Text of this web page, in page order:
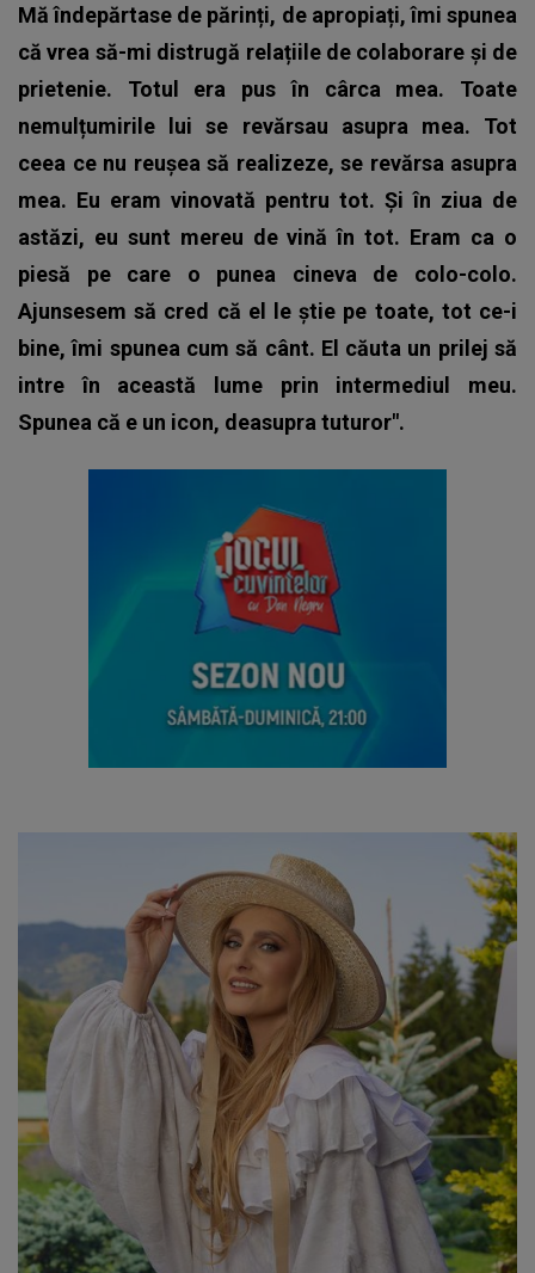
Mă îndepărtase de părinți, de apropiați, îmi spunea
că vrea să-mi distrugă relațiile de colaborare și de
prietenie. Totul era pus în cârca mea. Toate
nemulțumirile lui se revărsau asupra mea. Tot
ceea ce nu reușea să realizeze, se revărsa asupra
mea. Eu eram vinovată pentru tot. Și în ziua de
astăzi, eu sunt mereu de vină în tot. Eram ca o
piesă pe care o punea cineva de colo-colo.
Ajunsesem să cred că el le știe pe toate, tot ce-i
bine, îmi spunea cum să cânt. El căuta un prilej să
intre în această lume prin intermediul meu.
Spunea că e un icon, deasupra tuturor".